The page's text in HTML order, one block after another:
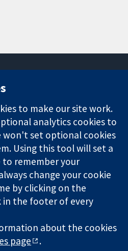
News
Press office
About us
Jobs
Cochrane
Library
a charity (no. 1045921) and a
(no. 03044323) registered in
number GB 718 2127 49.
Collaboration
to make our site work.
analytics cookies to
won't set optional cookies
Using this tool will set a
to remember your
change your cookie
by clicking on the
in the footer of every
about the cookies
page .